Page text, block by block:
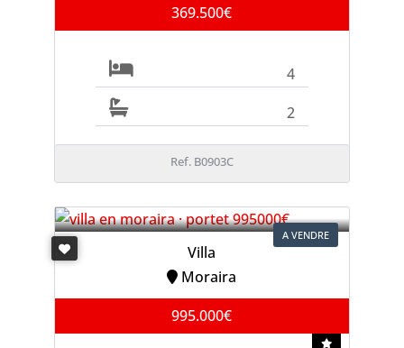
369.500€
4
2
Ref. B0903C
A VENDRE
Villa
Moraira
995.000€